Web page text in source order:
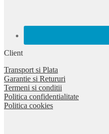
Client
Transport si Plata
Garantie si Retururi
Termeni si conditii
Politica confidentialitate
Politica cookies